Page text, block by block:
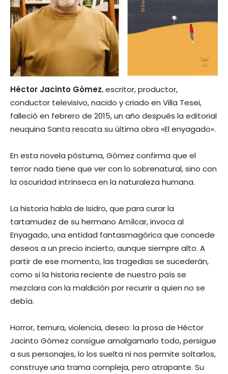
Héctor Jacinto Gómez, escritor, productor,
conductor televisivo, nacido y criado en Villa Tesei,
falleció en febrero de 2015, un año después la editorial
neuquina Santa rescata su última obra «El enyagado».
En esta novela póstuma, Gómez confirma que el
terror nada tiene que ver con lo sobrenatural, sino con
la oscuridad intrínseca en la naturaleza humana.
La historia habla de Isidro, que para curar la
tartamudez de su hermano Amílcar, invoca al
Enyagado, una entidad fantasmagórica que concede
deseos a un precio incierto, aunque siempre alto. A
partir de ese momento, las tragedias se sucederán,
como si la historia reciente de nuestro país se
mezclara con la maldición por recurrir a quien no se
debía.
Horror, ternura, violencia, deseo: la prosa de Héctor
Jacinto Gómez consigue amalgamarlo todo, persigue
a sus personajes, lo los suelta ni nos permite soltarlos,
construye una trama compleja, pero atrapante. Su